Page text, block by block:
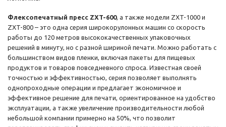
Флексопечатный пресс ZXT-600, а также модели ZXT-1000 и
ZXT-800 – это одна серия широкорулонных машин со скорость
работы до 120 метров высококачественных упаковочных
решений в минуту, но с разной шириной печати. Можно работать с
большинством видов пленки, включая пакеты для пищевых
продуктов и товаров повседневного спроса. Известная своей
точностью и эффективностью, серия позволяет выполнять
однопроходные операции и предлагает экономичное и
эффективное решение для печати, ориентированное на удобство
эксплуатации, а также увеличение производительности любой
небольшой компании примерно на 50%, что позволит